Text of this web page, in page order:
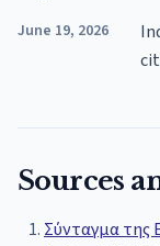
June 19, 2026
Sources
Σύνταγμα της